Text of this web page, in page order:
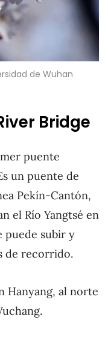
de Wuhan
Bridge
puente
un puente de
Pekín-Cantón,
el Río Yangtsé en
puede subir y
de recorrido.
Hanyang, al norte